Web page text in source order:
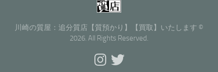
川崎の質屋：追分質店【質預かり】【買取】いたします ©
2026. All Rights Reserved.